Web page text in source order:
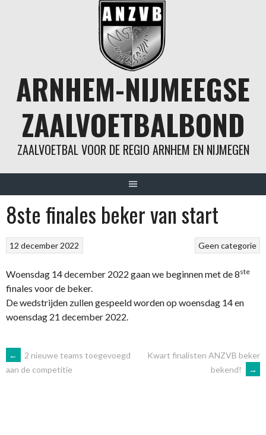
ARNHEM-NIJMEEGSE
ZAALVOETBALBOND
ZAALVOETBAL VOOR DE REGIO ARNHEM EN NIJMEGEN
8ste finales beker van start
Geen categorie
12 december 2022
Woensdag 14 december 2022 gaan we beginnen met de 8ste
finales voor de beker.
De wedstrijden zullen gespeeld worden op woensdag 14 en
woensdag 21 december 2022.
BERICHTNAVIGATIE
←
2 nieuwe teams toegevoegd
aan de competitie
Kwart finalisten ANZVB beker
bekend!
→